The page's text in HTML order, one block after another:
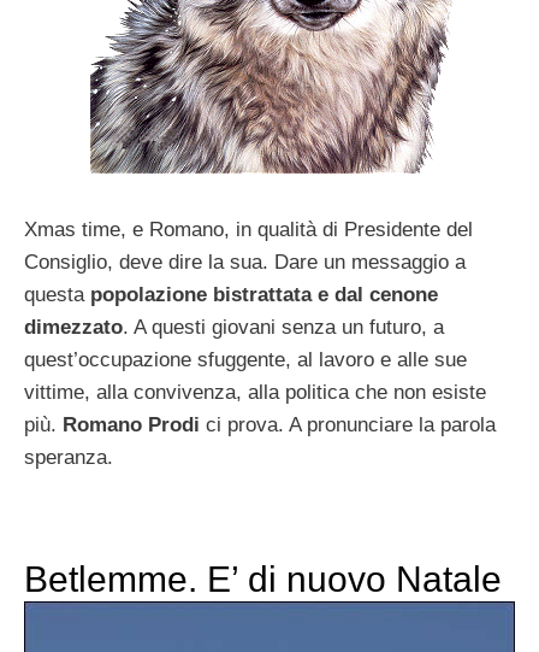
Xmas time, e Romano, in qualità di Presidente del
Consiglio, deve dire la sua. Dare un messaggio a
questa popolazione bistrattata e dal cenone
dimezzato. A questi giovani senza un futuro, a
quest’occupazione sfuggente, al lavoro e alle sue
vittime, alla convivenza, alla politica che non esiste
più. Romano Prodi ci prova. A pronunciare la parola
speranza.
Betlemme. E’ di nuovo Natale